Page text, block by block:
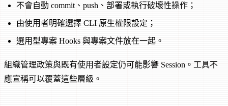
不會自動 commit、push、部署或執行破壞性操作；
由使用者明確選擇 CLI 原生權限設定；
選用型專案 Hooks 與專案文件放在一起。
組織管理政策與既有使用者設定仍可能影響 Session。工具不
應宣稱可以覆蓋這些層級。